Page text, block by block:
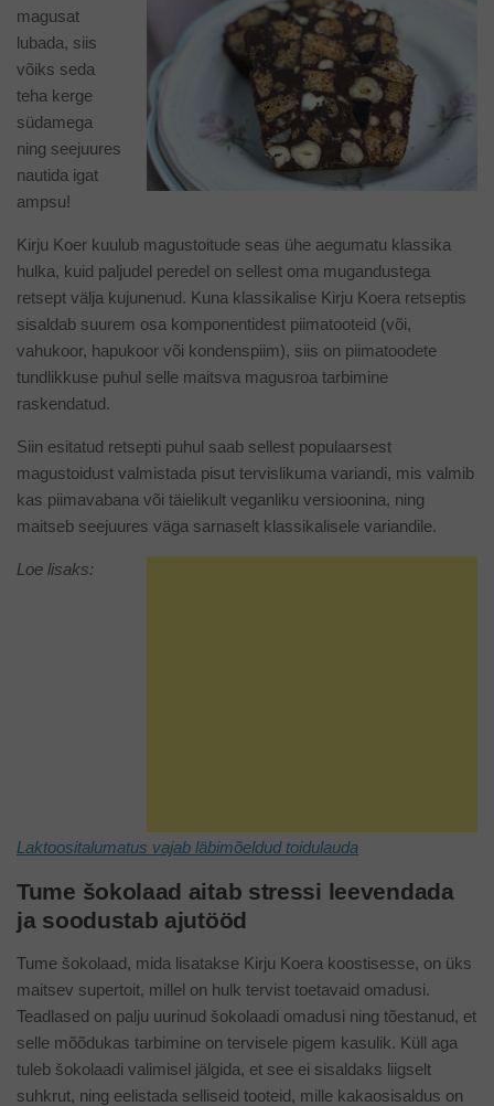
magusat
lubada, siis
võiks seda
teha kerge
südamega
ning seejuures
nautida igat
ampsu!
Kirju Koer kuulub magustoitude seas ühe aegumatu klassika
hulka, kuid paljudel peredel on sellest oma mugandustega
retsept välja kujunenud. Kuna klassikalise Kirju Koera retseptis
sisaldab suurem osa komponentidest piimatooteid (või,
vahukoor, hapukoor või kondenspiim), siis on piimatoodete
tundlikkuse puhul selle maitsva magusroa tarbimine
raskendatud.
Siin esitatud retsepti puhul saab sellest populaarsest
magustoidust valmistada pisut tervislikuma variandi, mis valmib
kas piimavabana või täielikult veganliku versioonina, ning
maitseb seejuures väga sarnaselt klassikalisele variandile.
Loe lisaks:
Laktoositalumatus vajab läbimõeldud toidulauda
Tume šokolaad aitab stressi leevendada
ja soodustab ajutööd
Tume šokolaad, mida lisatakse Kirju Koera koostisesse, on üks
maitsev supertoit, millel on hulk tervist toetavaid omadusi.
Teadlased on palju uurinud šokolaadi omadusi ning tõestanud, et
selle mõõdukas tarbimine on tervisele pigem kasulik. Küll aga
tuleb šokolaadi valimisel jälgida, et see ei sisaldaks liigselt
suhkrut, ning eelistada selliseid tooteid, mille kakaosisaldus on